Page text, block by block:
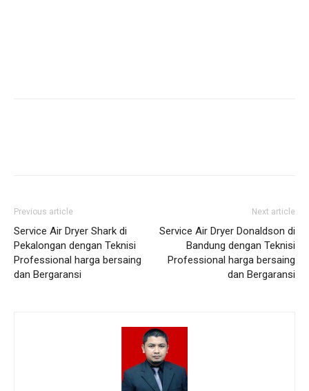
Previous article
Service Air Dryer Shark di
Pekalongan dengan Teknisi
Professional harga bersaing
dan Bergaransi
Next article
Service Air Dryer Donaldson di
Bandung dengan Teknisi
Professional harga bersaing
dan Bergaransi